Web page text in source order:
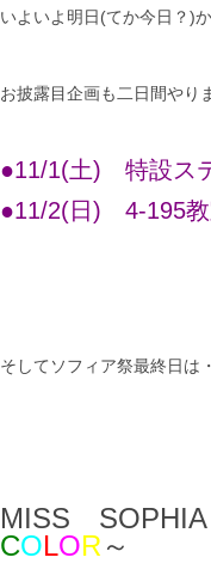
いよいよ明日(てか今日？)
お披露目企画も二日間やり
●11/1(土) 特設ス
●11/2(日) 4-195教
そしてソフィア祭最終日は
MISS
COLOR ～